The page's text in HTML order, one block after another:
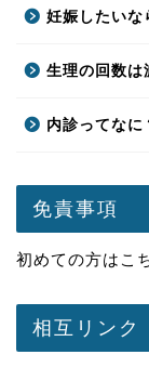
妊娠したいな
生理の回数は
内診ってなに
免責事項
初めての方は こ
相互リンク